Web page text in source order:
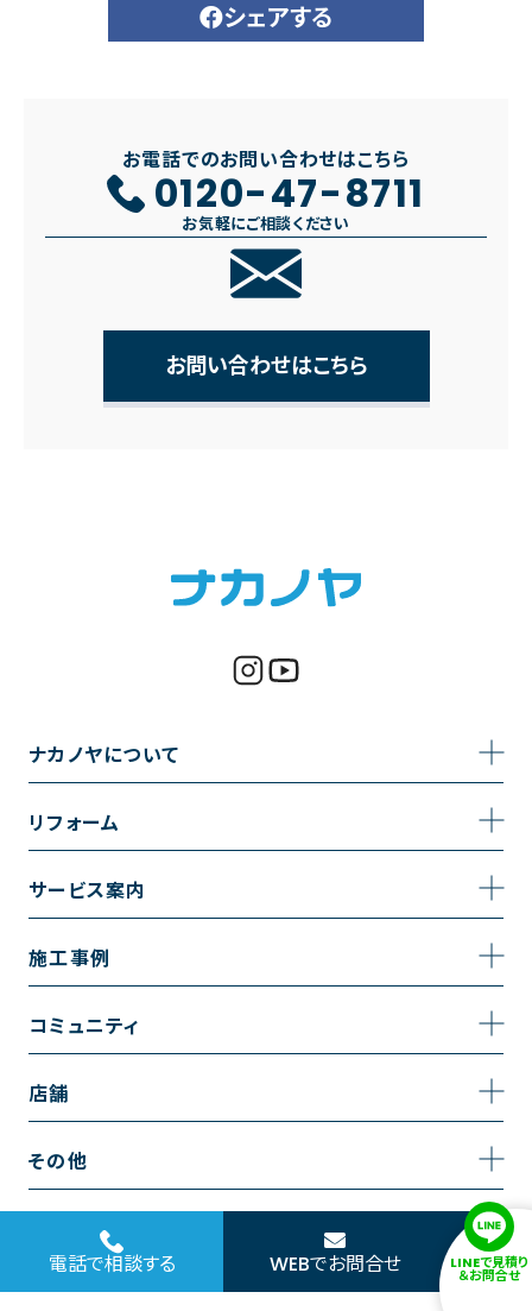
シェアする
お電話でのお問い合わせはこちら
0120-47-8711
お気軽にご相談ください
お問い合わせはこちら
ナカノヤについて
事業内容
採用情報
リフォーム
トイレのリフォーム
キッチンのリフォーム
リノベーション
内装のリフォーム
水回りのリフォーム
外壁のリフォーム
サービス案内
サービスの流れ
施工事例
施工事例一覧
お風呂の施工事例
洗面の施工事例
コミュニティ
コミュニティ
お知らせ
店舗
越谷店
浦和店
その他
お問い合わせ
サイトポリシー
電話で相談する WEBでお問合せ LINEで見積り
＆お問合せ